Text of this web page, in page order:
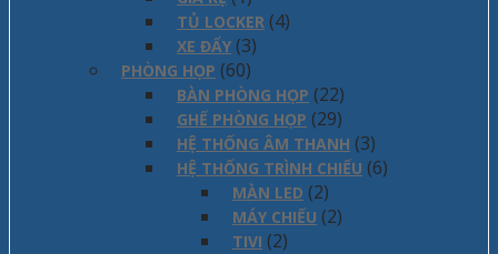
TỦ LOCKER (4)
XE ĐẨY (3)
PHÒNG HỌP (60)
BÀN PHÒNG HỌP (22)
GHẾ PHÒNG HỌP (29)
HỆ THỐNG ÂM THANH (3)
HỆ THỐNG TRÌNH CHIẾU (6)
MÀN LED (2)
MÁY CHIẾU (2)
TIVI (2)